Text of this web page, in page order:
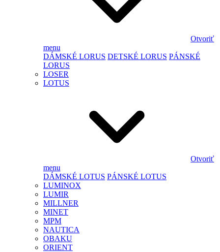
Otvoriť
menu
DÁMSKÉ LORUS DETSKÉ LORUS PÁNSKÉ
LORUS
LOSER
LOTUS
Otvoriť
menu
DÁMSKÉ LOTUS PÁNSKÉ LOTUS
LUMINOX
LUMIR
MILLNER
MINET
MPM
NAUTICA
OBAKU
ORIENT